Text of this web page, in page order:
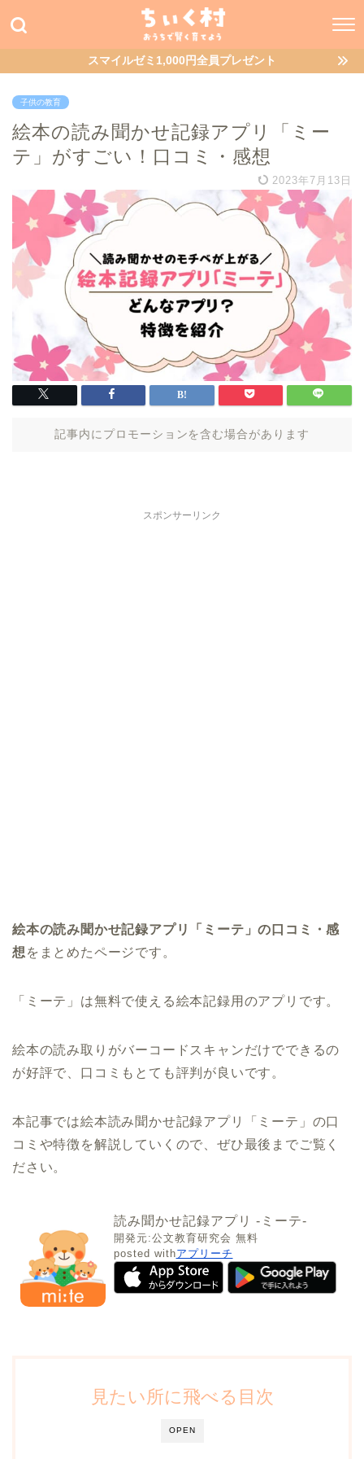
スマイルゼミ1,000円全員プレゼント
子供の教育
絵本の読み聞かせ記録アプリ「ミー
テ」がすごい！口コミ・感想
2023年7月13日
記事内にプロモーションを含む場合があります
スポンサーリンク
絵本の読み聞かせ記録アプリ「ミーテ」の口コミ・感
想 をまとめたページです。
「ミーテ」は無料で使える絵本記録用のアプリです。
絵本の読み取りがバーコードスキャンだけでできるの
が好評で、口コミもとても評判が良いです。
本記事では絵本読み聞かせ記録アプリ「ミーテ」の口
コミや特徴を解説していくので、ぜひ最後までご覧く
ださい。
読み聞かせ記録アプリ -ミーテ-
開発元:公文教育研究会 無料
posted withアプリーチ
OPEN
見たい所に飛べる目次